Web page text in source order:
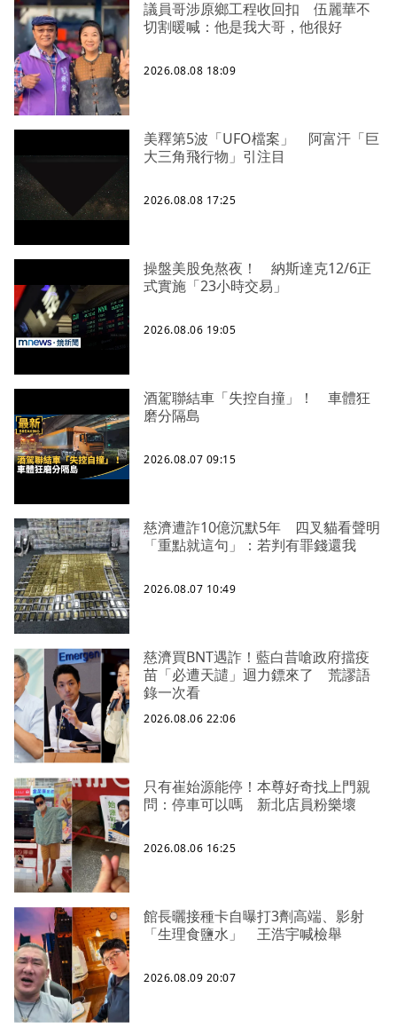
議員哥涉原鄉工程收回扣 伍麗華不
切割暖喊：他是我大哥，他很好
2026.08.08 18:09
美釋第5波「UFO檔案」 阿富汗「巨
大三角飛行物」引注目
2026.08.08 17:25
操盤美股免熬夜！ 納斯達克12/6正
式實施「23小時交易」
2026.08.06 19:05
酒駕聯結車「失控自撞」！ 車體狂
磨分隔島
2026.08.07 09:15
慈濟遭詐10億沉默5年 四叉貓看聲明
「重點就這句」：若判有罪錢還我
2026.08.07 10:49
慈濟買BNT遇詐！藍白昔嗆政府擋疫
苗「必遭天譴」迴力鏢來了 荒謬語
錄一次看
2026.08.06 22:06
只有崔始源能停！本尊好奇找上門親
問：停車可以嗎 新北店員粉樂壞
2026.08.06 16:25
館長曬接種卡自曝打3劑高端、影射
「生理食鹽水」 王浩宇喊檢舉
2026.08.09 20:07